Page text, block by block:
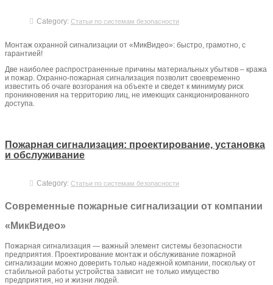
Category: Статьи по системам безопасности
Монтаж охранной сигнализации от «МикВидео»: быстро, грамотно, с
гарантией!
Две наиболее распространенные причины материальных убытков – кража
и пожар. Охранно-пожарная сигнализация позволит своевременно
известить об очаге возгорания на объекте и сведет к минимуму риск
проникновения на территорию лиц, не имеющих санкционированного
доступа.
Пожарная сигнализация: проектирование, установка
и обслуживание
Category: Статьи по системам безопасности
Современные пожарные сигнализации от компании
«МикВидео»
Пожарная сигнализация — важный элемент системы безопасности
предприятия. Проектирование монтаж и обслуживание пожарной
сигнализации можно доверить только надежной компании, поскольку от
стабильной работы устройства зависит не только имущество
предприятия, но и жизни людей.